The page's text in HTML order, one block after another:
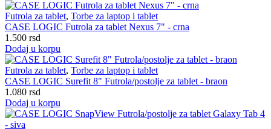
Futrola za tablet, Torbe za laptop i tablet
CASE LOGIC Futrola za tablet Nexus 7" - crna
1.500 rsd
Dodaj u korpu
Futrola za tablet, Torbe za laptop i tablet
CASE LOGIC Surefit 8" Futrola/postolje za tablet - braon
1.080 rsd
Dodaj u korpu